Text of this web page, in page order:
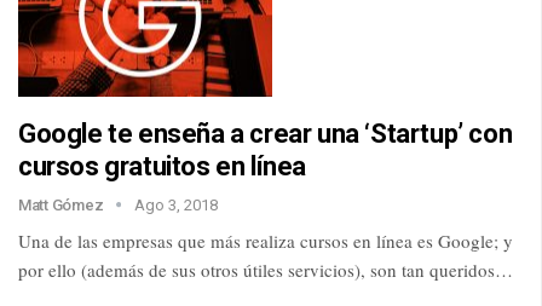
Google te enseña a crear una ‘Startup’ con
cursos gratuitos en línea
Matt Gómez Ago 3, 2018
Una de las empresas que más realiza cursos en línea es Google; y
por ello (además de sus otros útiles servicios), son tan queridos…